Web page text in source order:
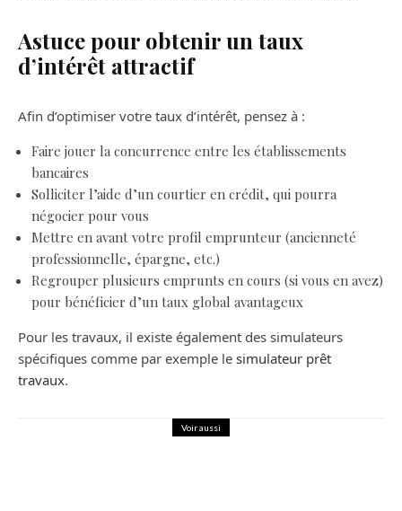
Astuce pour obtenir un taux
d’intérêt attractif
Afin d’optimiser votre taux d’intérêt, pensez à :
Faire jouer la concurrence entre les établissements
bancaires
Solliciter l’aide d’un courtier en crédit, qui pourra
négocier pour vous
Mettre en avant votre profil emprunteur (ancienneté
professionnelle, épargne, etc.)
Regrouper plusieurs emprunts en cours (si vous en avez)
pour bénéficier d’un taux global avantageux
Pour les travaux, il existe également des simulateurs
spécifiques comme par exemple le simulateur prêt
travaux.
Voir aussi